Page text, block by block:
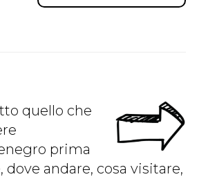
quello che
prima
dove andare, cosa visitare,